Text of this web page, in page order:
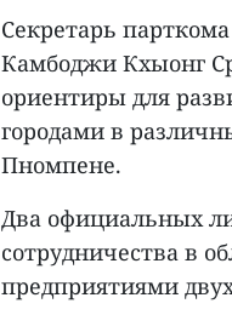
Секретарь
Камбоджи Кхыонг
ориентиры для
городами в
Пномпене.
Два официальных
сотрудничества в
предприятиями